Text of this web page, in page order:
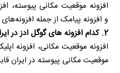
و افزونه پیامک از جمله
2. کدام افزونه های گوگل ادز در ایران قابل دسترسی نیستند؟
افزونه موقعیت مکانی، افزونه
موقعیت مکانی پیوسته در ایران